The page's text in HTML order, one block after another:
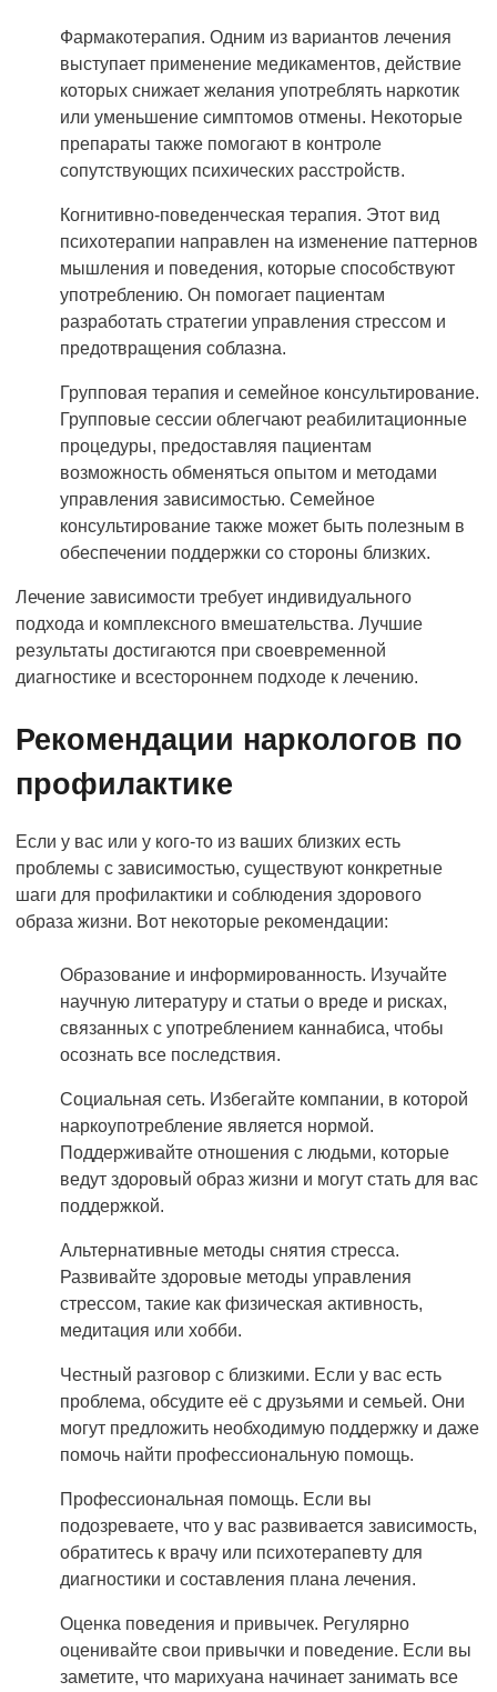
Фармакотерапия. Одним из вариантов лечения
выступает применение медикаментов, действие
которых снижает желания употреблять наркотик
или уменьшение симптомов отмены. Некоторые
препараты также помогают в контроле
сопутствующих психических расстройств.
Когнитивно-поведенческая терапия. Этот вид
психотерапии направлен на изменение паттернов
мышления и поведения, которые способствуют
употреблению. Он помогает пациентам
разработать стратегии управления стрессом и
предотвращения соблазна.
Групповая терапия и семейное консультирование.
Групповые сессии облегчают реабилитационные
процедуры, предоставляя пациентам
возможность обменяться опытом и методами
управления зависимостью. Семейное
консультирование также может быть полезным в
обеспечении поддержки со стороны близких.
Лечение зависимости требует индивидуального
подхода и комплексного вмешательства. Лучшие
результаты достигаются при своевременной
диагностике и всестороннем подходе к лечению.
Рекомендации наркологов по
профилактике
Если у вас или у кого-то из ваших близких есть
проблемы с зависимостью, существуют конкретные
шаги для профилактики и соблюдения здорового
образа жизни. Вот некоторые рекомендации:
Образование и информированность. Изучайте
научную литературу и статьи о вреде и рисках,
связанных с употреблением каннабиса, чтобы
осознать все последствия.
Социальная сеть. Избегайте компании, в которой
наркоупотребление является нормой.
Поддерживайте отношения с людьми, которые
ведут здоровый образ жизни и могут стать для вас
поддержкой.
Альтернативные методы снятия стресса.
Развивайте здоровые методы управления
стрессом, такие как физическая активность,
медитация или хобби.
Честный разговор с близкими. Если у вас есть
проблема, обсудите её с друзьями и семьей. Они
могут предложить необходимую поддержку и даже
помочь найти профессиональную помощь.
Профессиональная помощь. Если вы
подозреваете, что у вас развивается зависимость,
обратитесь к врачу или психотерапевту для
диагностики и составления плана лечения.
Оценка поведения и привычек. Регулярно
оценивайте свои привычки и поведение. Если вы
заметите, что марихуана начинает занимать все